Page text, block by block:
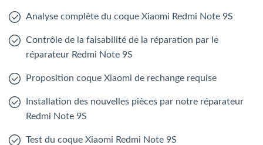
Analyse complète du coque Xiaomi Redmi Note 9S
Contrôle de la faisabilité de la réparation par le
réparateur Redmi Note 9S
Proposition coque Xiaomi de rechange requise
Installation des nouvelles pièces par notre réparateur
Redmi Note 9S
Test du coque Xiaomi Redmi Note 9S